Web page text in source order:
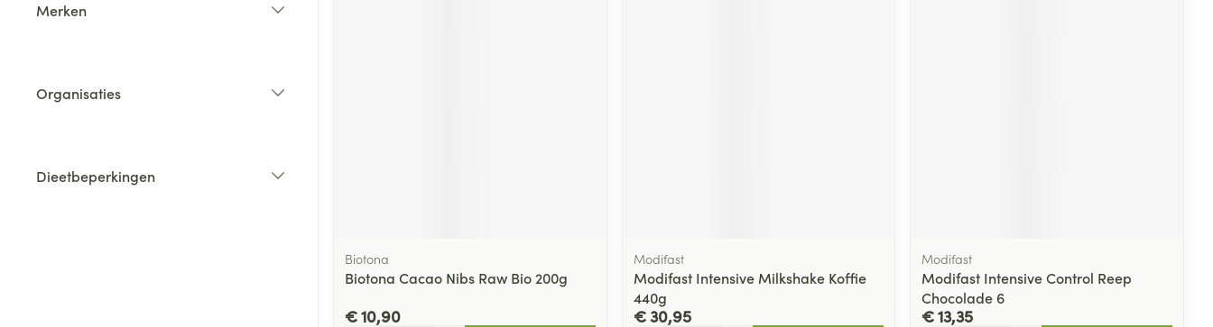
Merken
Organisaties
Dieetbeperkingen
Biotona
Biotona Cacao Nibs Raw Bio 200g
€ 10,90
Modifast
Modifast Intensive Milkshake Koffie
440g
€ 30,95
Modifast
Modifast Intensive Control Reep
Chocolade 6
€ 13,35